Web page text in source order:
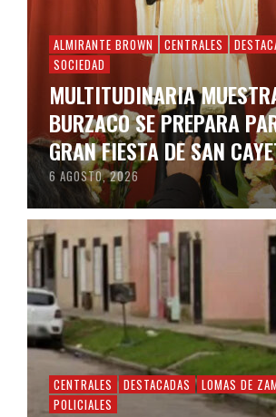
ALMIRANTE BROWN CENTRALES
SOCIEDAD
MULTITUDINARIA
BURZACO SE PREPARA
GRAN FIESTA DE SAN
6 AGOSTO, 2026
CENTRALES DESTACADAS
LOMAS DE
POLICIALES